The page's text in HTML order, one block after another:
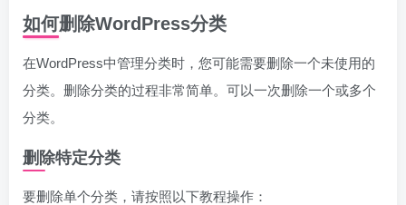
如何删除WordPress分类
在WordPress中管理分类时，您可能需要删除一个未使用的
分类。删除分类的过程非常简单。可以一次删除一个或多个
分类。
删除特定分类
要删除单个分类，请按照以下教程操作：